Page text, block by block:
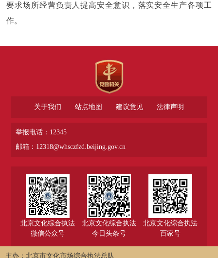
要求场所经营负责人提高安全意识，落实安全生产各项工
作。
关于我们 站点地图 建议意见 法律声明
举报电话：12345
邮箱：12318@whsczfzd.beijing.gov.cn
北京文化综合执法
微信公众号
北京文化综合执法
今日头条号
北京文化综合执法
百家号
主办：北京市文化市场综合执法总队